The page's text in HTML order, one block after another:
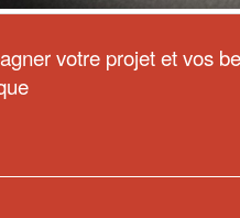
votre projet et vos